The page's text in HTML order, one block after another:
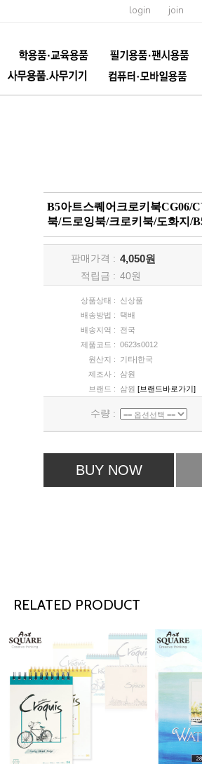
login join
B5아트스퀘어크로키북CG06/
북/드로잉북/크로키북/도화지/
판매가격 : 4,050원
적립금 : 40원
상품상태 :
신상품
배송방법 :
택배
배송지역 :
전국
제품코드 : 0623s0012
원산지 :
기타|한국
제조사 : 삼원
브랜드 : 삼원 [브랜드바로가기]
수량 :
BUY NOW
RELATED PRODUCT